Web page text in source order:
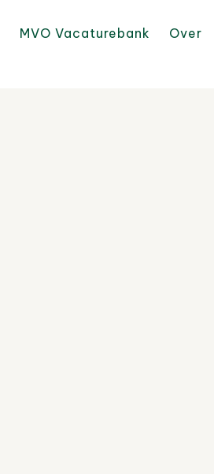
MVO Vacaturebank
Over